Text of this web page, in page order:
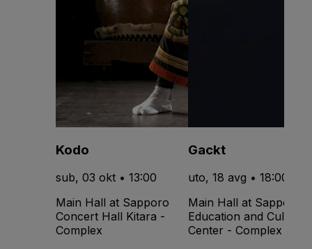
Kodo
sub, 03 okt • 13:00
Main Hall at Sapporo
Concert Hall Kitara -
Complex
Gackt
uto, 18 avg • 18:00
Main Hall at Sapporo
Education and Culture
Center - Complex